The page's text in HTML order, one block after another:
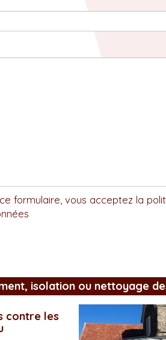
formulaire, vous acceptez la
isolation ou nettoyage
contre les